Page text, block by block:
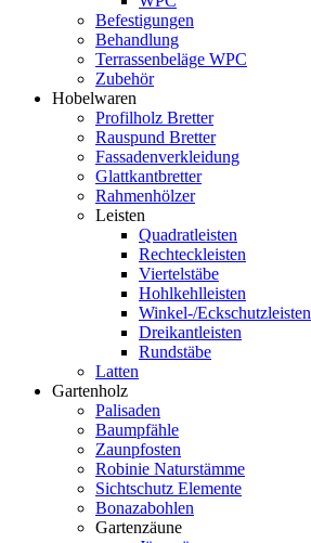
Befestigungen
Behandlung
Terrassenbeläge WPC
Zubehör
Hobelwaren
Profilholz Bretter
Rauspund Bretter
Fassadenverkleidung
Glattkantbretter
Rahmenhölzer
Leisten
Quadratleisten
Rechteckleisten
Viertelstäbe
Hohlkehlleisten
Winkel-/Eckschutzleisten
Dreikantleisten
Rundstäbe
Latten
Gartenholz
Palisaden
Baumpfähle
Zaunpfosten
Robinie Naturstämme
Sichtschutz Elemente
Bonazabohlen
Gartenzäune